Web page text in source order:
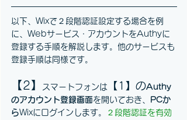
以下、Wixで２段階認証設定する場合を例
に、Webサービス・アカウントをAuthyに
登録する手順を解説します。他のサービスも
登録手順は同様です。
【2】 スマートフォンは 【1】のAuthy
のアカウント登録画面を開いておき、 PCか
らWixにログインします。
２段階認証を有効